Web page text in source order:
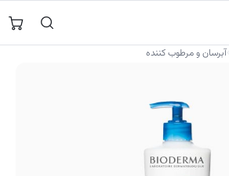
›آبرسان و مرطوب کننده